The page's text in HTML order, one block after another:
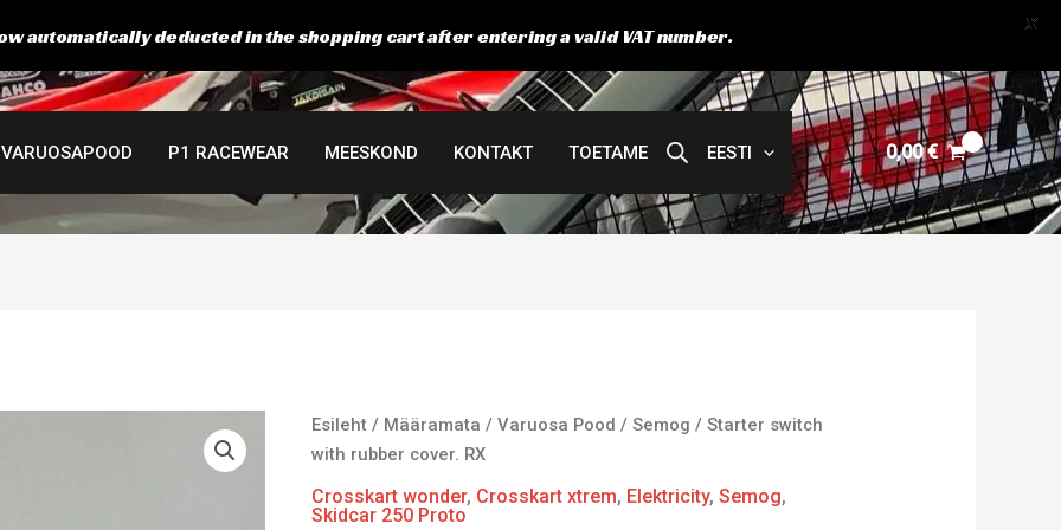
VARUOSAPOOD P1 RACEWEAR MEESKOND KONTAKT TOETAME EESTI 0,00€
Esileht / Määramata /Varuosa Pood /Semog / Starter switch
with rubber cover. RX
Crosskart wonder, Crosskart xtrem, Elektricity,Semog,
Skidcar 250 Proto
Starter
switch
with
rubber
automatically deducted in the shopping cart after entering a valid VAT number. X